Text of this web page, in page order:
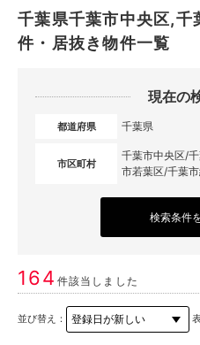
千葉県千葉市中央区,千
件・居抜き物件一覧
現在の
都道府県 千葉県
市区町村
千葉市中央区/
市若葉区/千葉
検索条件
164 件該当しました
並び替え：